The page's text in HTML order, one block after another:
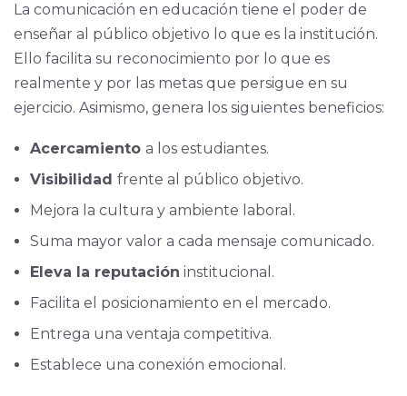
La comunicación en educación tiene el poder de
enseñar al público objetivo lo que es la institución.
Ello facilita su reconocimiento por lo que es
realmente y por las metas que persigue en su
ejercicio. Asimismo, genera los siguientes beneficios:
Acercamiento a los estudiantes.
Visibilidad frente al público objetivo.
Mejora la cultura y ambiente laboral.
Suma mayor valor a cada mensaje comunicado.
Eleva la reputación institucional.
Facilita el posicionamiento en el mercado.
Entrega una ventaja competitiva.
Establece una conexión emocional.